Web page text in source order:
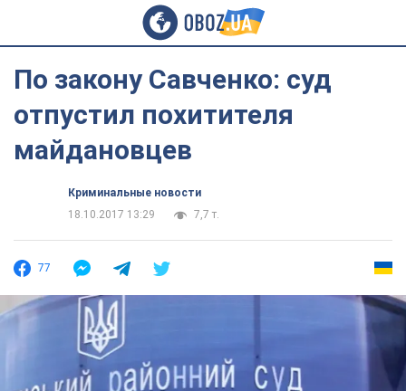
По закону Савченко: суд
отпустил похитителя
майдановцев
Криминальные новости
18.10.2017 13:29
7,7 т.
77